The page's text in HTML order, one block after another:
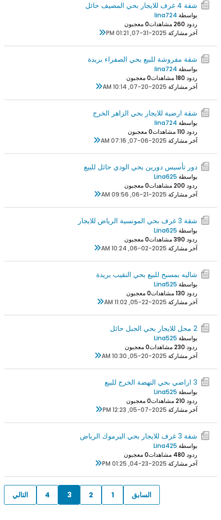
شقة 4 غرف للايجار بحي المصيف حائل
بواسطة lina724
ردود 0
26 مشاهدات
0 معجبون
آخر مشاركة 07-31-2025, 01:21 PM
شقة مفروشة للبيع بحي الصفراء بريدة
بواسطة lina724
ردود 0
18 مشاهدات
0 معجبون
آخر مشاركة 07-20-2025, 10:14 AM
شقة ارضية للايجار بحي الزاهر الخرج
بواسطة lina724
ردود 0
11 مشاهدات
0 معجبون
آخر مشاركة 07-06-2025, 07:16 AM
دور تأسيس دورين بحي الودي حائل للبيع
بواسطة Lina625
ردود 0
20 مشاهدات
0 معجبون
آخر مشاركة 06-21-2025, 09:56 AM
شقة 3 غرف بحي المونسية الرياض للايجار
بواسطة Lina625
ردود 0
39 مشاهدات
0 معجبون
آخر مشاركة 06-02-2025, 10:24 AM
شاليه بمسبح للبيع بحي النقيب بريدة
بواسطة Lina525
ردود 0
13 مشاهدات
0 معجبون
آخر مشاركة 05-22-2025, 11:02 AM
2 محل للايجار بحي الجبل حائل
بواسطة Lina525
ردود 0
23 مشاهدات
0 معجبون
آخر مشاركة 05-20-2025, 10:30 AM
3 اراضي بحي النهضة الخرج للبيع
بواسطة Lina525
ردود 0
21 مشاهدات
0 معجبون
آخر مشاركة 05-07-2025, 12:23 PM
شقة 3 غرف للايجار بحي اليرموك الرياض
بواسطة Lina425
ردود 0
48 مشاهدات
0 معجبون
آخر مشاركة 04-23-2025, 01:25 PM
السابق 1
2
3
4 التالي